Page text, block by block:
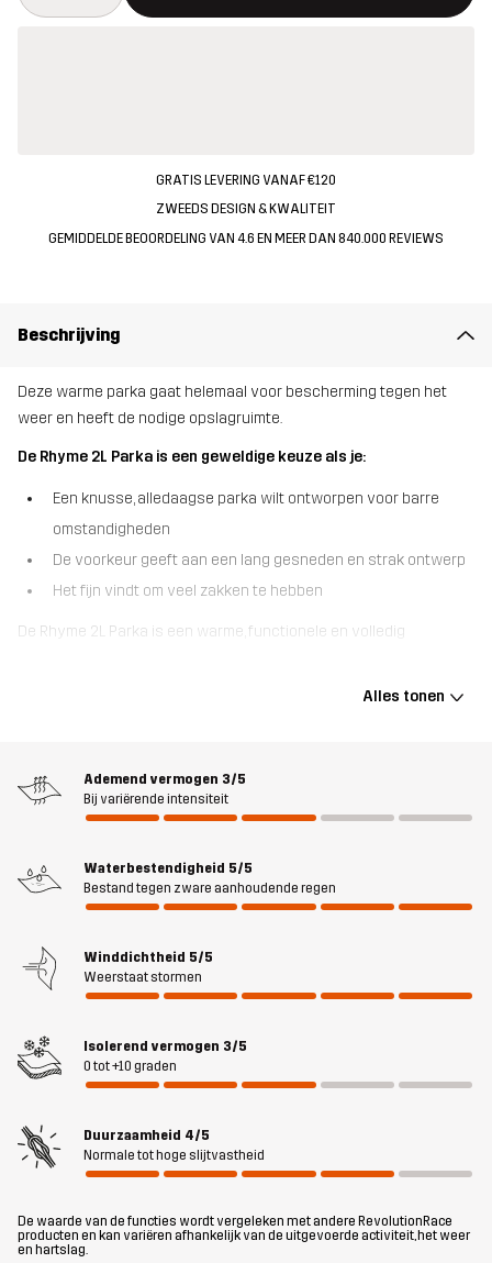
GRATIS LEVERING VANAF €120
ZWEEDS DESIGN & KWALITEIT
GEMIDDELDE BEOORDELING VAN 4.6 EN MEER DAN 840.000 REVIEWS
Beschrijving
Deze warme parka gaat helemaal voor bescherming tegen het
weer en heeft de nodige opslagruimte.
De Rhyme 2L Parka is een geweldige keuze als je:
Een knusse, alledaagse parka wilt ontworpen voor barre
omstandigheden
De voorkeur geeft aan een lang gesneden en strak ontwerp
Het fijn vindt om veel zakken te hebben
De Rhyme 2L Parka is een warme, functionele en volledig
bescherming tegen het weer zijn het de vele zakmogelijkheden
die deze parka onderscheiden van de rest. Hij heeft maar liefst
met fleecevoering om je handen te verwarmen op koude dagen.
Met de afneembare capuchon, verstelbare onderkant en
terwijl de elastische handkappen de kou buiten houden. Rhyme 2L
Parka is ideaal om dagelijks te dragen en zal snel je go-to worden
voor onverslaanbare prestaties en stijl.
Het model is 174 cm weegt 63 kg en draagt M
Materiaal 1
58% Polyester, 42% Polyester
Materiaal 2
Alles tonen
Ademend vermogen 3/5
Bij variërende intensiteit
Waterbestendigheid 5/5
Bestand tegen zware aanhoudende regen
Winddichtheid 5/5
Weerstaat stormen
Isolerend vermogen 3/5
0 tot +10 graden
Duurzaamheid 4/5
Normale tot hoge slijtvastheid
De waarde van de functies wordt vergeleken met andere RevolutionRace
producten en kan variëren afhankelijk van de uitgevoerde activiteit, het weer
en hartslag.